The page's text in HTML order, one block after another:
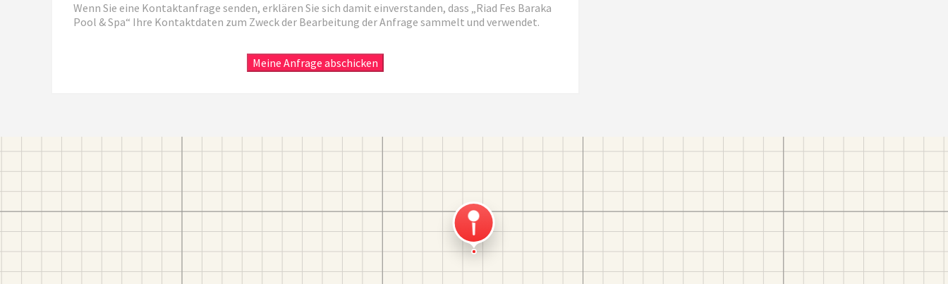
Wenn Sie eine Kontaktanfrage senden, erklären Sie sich damit einverstanden, dass „Riad Fes Baraka
Pool & Spa“ Ihre Kontaktdaten zum Zweck der Bearbeitung der Anfrage sammelt und verwendet.